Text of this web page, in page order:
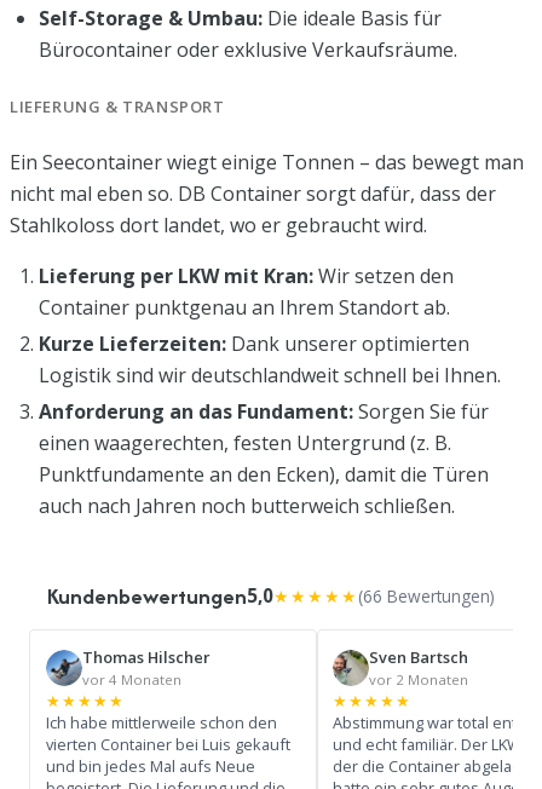
Self-Storage & Umbau: Die ideale Basis für
Bürocontainer oder exklusive Verkaufsräume.
LIEFERUNG & TRANSPORT
Ein Seecontainer wiegt einige Tonnen – das bewegt man
nicht mal eben so. DB Container sorgt dafür, dass der
Stahlkoloss dort landet, wo er gebraucht wird.
Lieferung per LKW mit Kran:Wir setzen den
Container punktgenau an Ihrem Standort ab.
Kurze Lieferzeiten: Dank unserer optimierten
Logistik sind wir deutschlandweit schnell bei Ihnen.
Anforderung an das Fundament:Sorgen Sie für
einen waagerechten, festen Untergrund (z. B.
Punktfundamente an den Ecken), damit die Türen
auch nach Jahren noch butterweich schließen.
Kundenbewertungen5,0★★★★★(66 Bewertungen)
Thomas Hilscher
vor 4 Monaten
★★★★★
Ich habe mittlerweile schon den
vierten Container bei Luis gekauft
und bin jedes Mal aufs Neue
Sven Bartsch
vor 2 Monaten
★★★★★
Abstimmung war total
und echt familiär. Der LKW-
der die Container